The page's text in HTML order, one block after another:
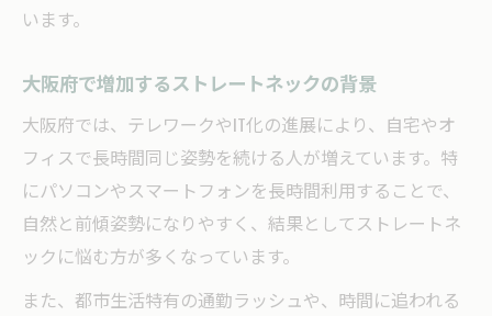
います。
大阪府で増加するストレートネックの背景
大阪府では、テレワークやIT化の進展により、自宅やオ
フィスで長時間同じ姿勢を続ける人が増えています。特
にパソコンやスマートフォンを長時間利用することで、
自然と前傾姿勢になりやすく、結果としてストレートネ
ックに悩む方が多くなっています。
また、都市生活特有の通勤ラッシュや、時間に追われる